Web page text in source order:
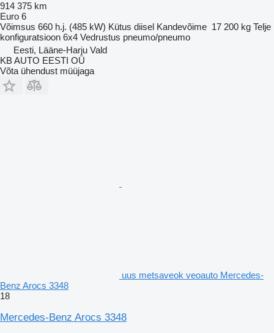
914 375 km
Euro 6
Võimsus 660 h.j. (485 kW) Kütus diisel Kandevõime 17 200 kg Telje
konfiguratsioon 6x4 Vedrustus pneumo/pneumo
Eesti, Lääne-Harju Vald
KB AUTO EESTI OÜ
Võta ühendust müüjaga
uus metsaveok veoauto Mercedes-
Benz Arocs 3348
18
Mercedes-Benz Arocs 3348